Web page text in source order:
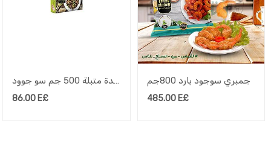
كبدة متبلة 500 جم سو جوود
86.00 E£
جمبري سوجود بارد 800جم
485.00E£